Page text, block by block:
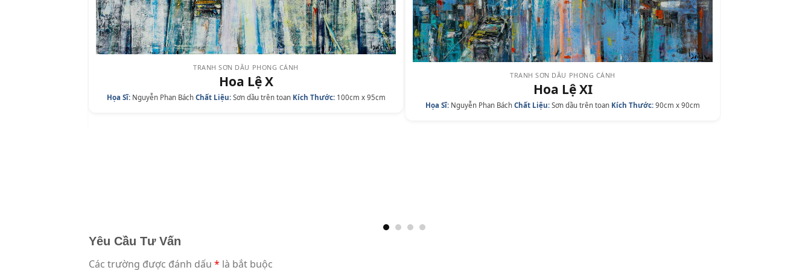
TRANH SƠN DẦU PHONG CẢNH
Hoa Lệ X
Họa Sĩ: Nguyễn Phan Bách Chất Liệu: Sơn dầu trên toan Kích Thước: 100cm x 95cm
TRANH SƠN DẦU PHONG CẢNH
Hoa Lệ XI
Họa Sĩ: Nguyễn Phan Bách Chất Liệu: Sơn dầu trên toan Kích Thước: 90cm x 90cm
Yêu Cầu Tư Vấn
Các trường được đánh dấu * là bắt buộc